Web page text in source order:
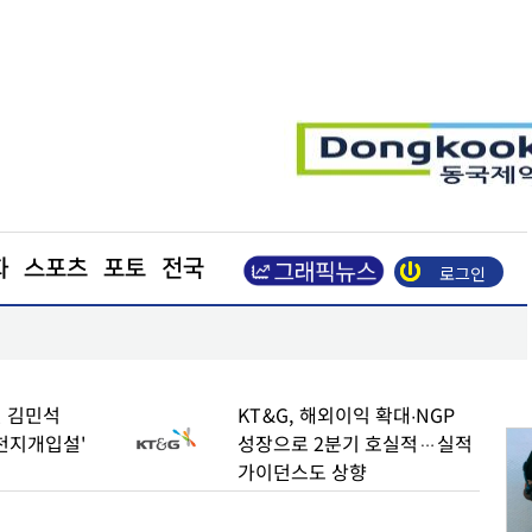
스포츠 포토 전국 로그인
김민석
개입설'
KT&G, 해외이익 확대∙NGP
성장으로 2분기 호실적…실적
가이던스도 상향